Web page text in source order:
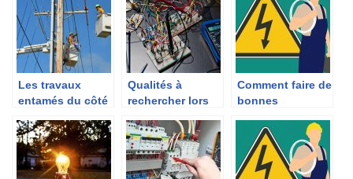
Les travaux
entamés du côté
Qualités à
rechercher lors
d’électriciens
Comment faire de
bonnes
électriques?